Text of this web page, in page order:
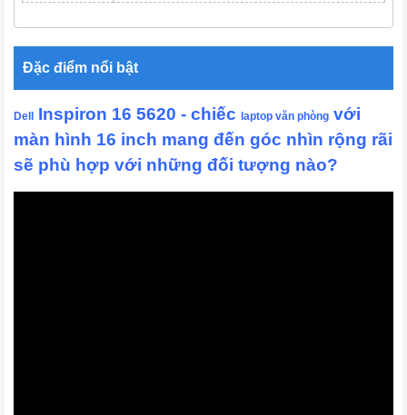
Đặc điểm nổi bật
Dell Inspiron 16 5620 - chiếc laptop văn phòng với
màn hình 16 inch mang đến góc nhìn rộng rãi
sẽ phù hợp với những đối tượng nào?